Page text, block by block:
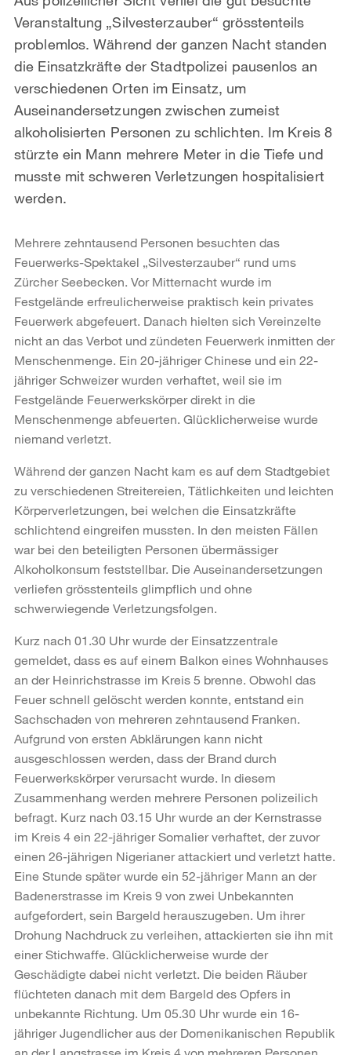
Veranstaltung „Silvesterzauber“ grösstenteils
problemlos. Während der ganzen Nacht standen
die Einsatzkräfte der Stadtpolizei pausenlos an
verschiedenen Orten im Einsatz, um
Auseinandersetzungen zwischen zumeist
alkoholisierten Personen zu schlichten. Im Kreis 8
stürzte ein Mann mehrere Meter in die Tiefe und
musste mit schweren Verletzungen hospitalisiert
werden.
Mehrere zehntausend Personen besuchten das
Feuerwerks-Spektakel „Silvesterzauber“ rund ums
Zürcher Seebecken. Vor Mitternacht wurde im
Festgelände erfreulicherweise praktisch kein privates
Feuerwerk abgefeuert. Danach hielten sich Vereinzelte
nicht an das Verbot und zündeten Feuerwerk inmitten der
Menschenmenge. Ein 20-jähriger Chinese und ein 22-
jähriger Schweizer wurden verhaftet, weil sie im
Festgelände Feuerwerkskörper direkt in die
Menschenmenge abfeuerten. Glücklicherweise wurde
niemand verletzt.
Während der ganzen Nacht kam es auf dem Stadtgebiet
zu verschiedenen Streitereien, Tätlichkeiten und leichten
Körperverletzungen, bei welchen die Einsatzkräfte
schlichtend eingreifen mussten. In den meisten Fällen
war bei den beteiligten Personen übermässiger
Alkoholkonsum feststellbar. Die Auseinandersetzungen
verliefen grösstenteils glimpflich und ohne
schwerwiegende Verletzungsfolgen.
Kurz nach 01.30 Uhr wurde der Einsatzzentrale
gemeldet, dass es auf einem Balkon eines Wohnhauses
an der Heinrichstrasse im Kreis 5 brenne. Obwohl das
Feuer schnell gelöscht werden konnte, entstand ein
Sachschaden von mehreren zehntausend Franken.
Aufgrund von ersten Abklärungen kann nicht
ausgeschlossen werden, dass der Brand durch
Feuerwerkskörper verursacht wurde. In diesem
Zusammenhang werden mehrere Personen polizeilich
befragt. Kurz nach 03.15 Uhr wurde an der Kernstrasse
im Kreis 4 ein 22-jähriger Somalier verhaftet, der zuvor
einen 26-jährigen Nigerianer attackiert und verletzt hatte.
Eine Stunde später wurde ein 52-jähriger Mann an der
Badenerstrasse im Kreis 9 von zwei Unbekannten
aufgefordert, sein Bargeld herauszugeben. Um ihrer
Drohung Nachdruck zu verleihen, attackierten sie ihn mit
einer Stichwaffe. Glücklicherweise wurde der
Geschädigte dabei nicht verletzt. Die beiden Räuber
flüchteten danach mit dem Bargeld des Opfers in
unbekannte Richtung. Um 05.30 Uhr wurde ein 16-
jähriger Jugendlicher aus der Domenikanischen Republik
an der Langstrasse im Kreis 4 von mehreren Personen